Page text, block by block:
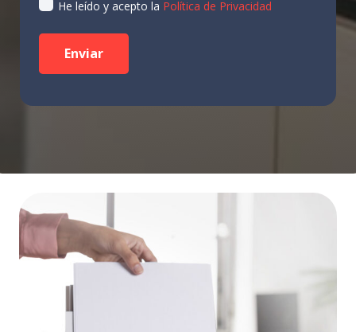
He leído y acepto la Política de Privacidad